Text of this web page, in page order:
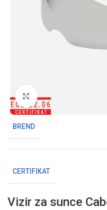
Klikni da uvećaš sliku
BREND
CERTIFIKAT
Vizir za sunce